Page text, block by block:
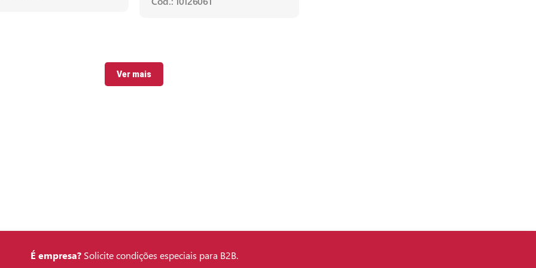
Ver mais
É empresa?Solicite condições especiais para B2B.